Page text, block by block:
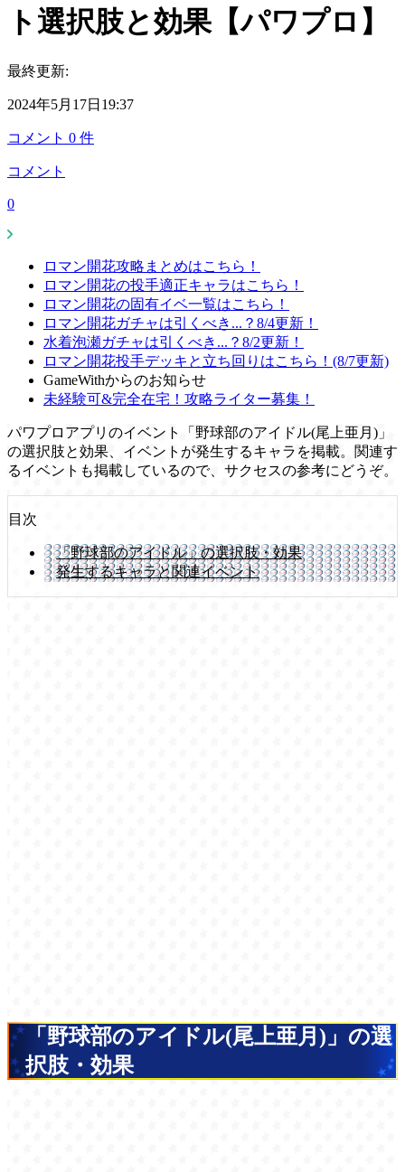
ト選択肢と効果【パワプロ】
最終更新:
2024年5月17日19:37
コメント 0 件
コメント
0
ロマン開花攻略まとめはこちら！
ロマン開花の投手適正キャラはこちら！
ロマン開花の固有イベ一覧はこちら！
ロマン開花ガチャは引くべき...？8/4更新！
水着泡瀬ガチャは引くべき...？8/2更新！
ロマン開花投手デッキと立ち回りはこちら！(8/7更新)
GameWithからのお知らせ
未経験可&完全在宅！攻略ライター募集！
パワプロアプリのイベント「野球部のアイドル(尾上亜月)」
の選択肢と効果、イベントが発生するキャラを掲載。関連す
るイベントも掲載しているので、サクセスの参考にどうぞ。
目次
「野球部のアイドル」の選択肢・効果
発生するキャラと関連イベント
「野球部のアイドル(尾上亜月)」の選
択肢・効果